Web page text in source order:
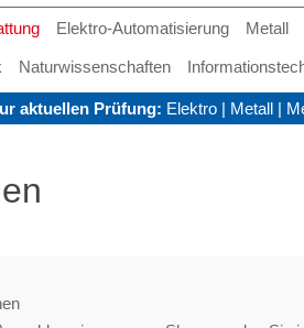
Elektro-Automatisierung Metall
Naturwissenschaften
aktuellen Prüfung: Elektro | Metall |